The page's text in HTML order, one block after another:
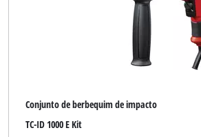
Conjunto de berbequim de impacto
TC-ID 1000 E Kit